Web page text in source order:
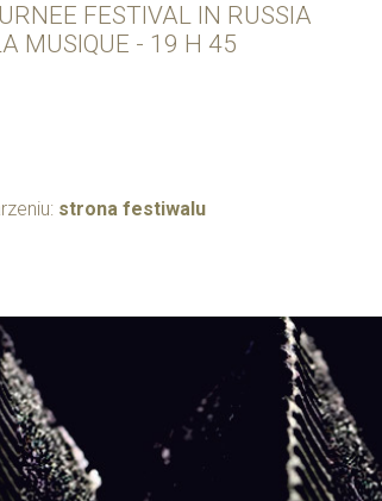
FESTIVAL IN RUSSIA
MUSIQUE - 19 H 45
strona festiwalu